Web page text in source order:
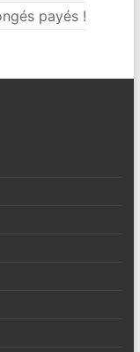
payés !